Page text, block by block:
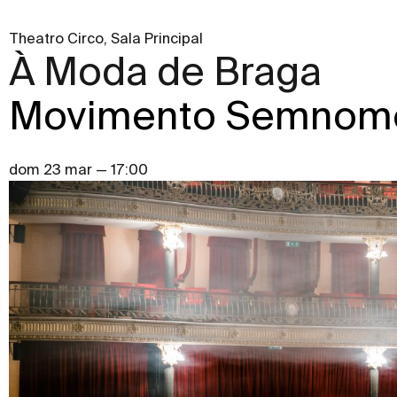
Theatro Circo, Sala Principal
À Moda de Braga
Movimento
dom 23 mar — 17:00